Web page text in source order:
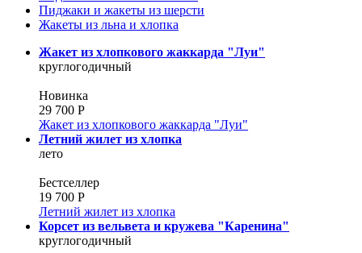
Пиджаки и жакеты из шерсти
Жакеты из льна и хлопка
Жакет из хлопкового жаккарда "Луи"
круглогодичный
Новинка
29 700 Р
Жакет из хлопкового жаккарда "Луи"
Летний жилет из хлопка
лето
Бестселлер
19 700 Р
Летний жилет из хлопка
Корсет из вельвета и кружева "Каренина"
круглогодичный